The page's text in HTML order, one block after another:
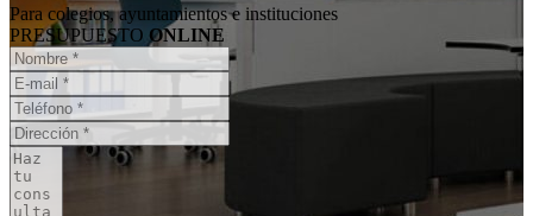
Para colegios, ayuntamientos e instituciones
PRESUPUESTO ONLINE